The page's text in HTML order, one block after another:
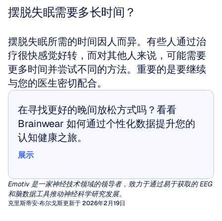
摆脱失眠需要多长时间？
摆脱失眠所需的时间因人而异。有些人通过治
疗很快感觉好转，而对其他人来说，可能需要
更多时间并尝试不同的方法。重要的是要继续
与您的医生密切配合。
在寻找更好的晚间放松方式吗？看看
Brainwear 如何通过个性化数据提升您的
认知健康之旅。
展示
Emotiv 是一家神经技术领域的领导者，致力于通过易于获取的 EEG
和脑数据工具推动神经科学研究发展。
克里斯蒂安·布尔戈斯更新于 2026年2月19日